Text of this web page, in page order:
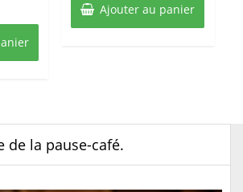
Ajouter au panier
de la pause-café.